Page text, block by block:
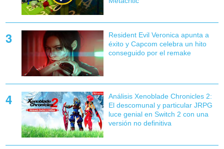
Resident Evil Veronica apunta a
éxito y Capcom celebra un hito
conseguido por el remake
Análisis Xenoblade Chronicles 2:
El descomunal y particular JRPG
luce genial en Switch 2 con una
versión no definitiva